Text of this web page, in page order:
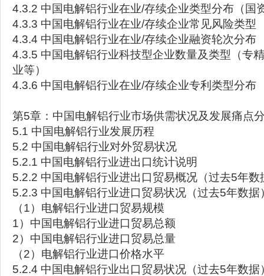
4.3.2 中国电解铝行业在业/存续企业类型分布（国
4.3.3 中国电解铝行业在业/存续企业常见风险类型
4.3.4 中国电解铝行业在业/存续企业融资轮次分布
4.3.5 中国电解铝行业科技型企业数量及类型（专
业等）
4.3.6 中国电解铝行业在业/存续企业专利类型分布
第5章：中国电解铝行业市场供需状况及发展痛点
5.1 中国电解铝行业发展历程
5.2 中国电解铝行业对外贸易状况
5.2.1 中国电解铝行业进出口统计说明
5.2.2 中国电解铝行业进出口贸易概况（过去5年数
5.2.3 中国电解铝行业进口贸易状况（过去5年数据
（1）电解铝行业进口贸易规模
1）中国电解铝行业进口贸易总额
2）中国电解铝行业进口贸易总量
（2）电解铝行业进口价格水平
5.2.4 中国电解铝行业出口贸易状况（过去5年数据